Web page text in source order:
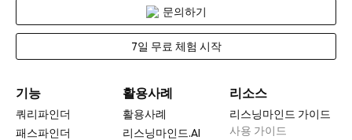
문의하기
7일 무료 체험 시작
기능
쿼리파인더
패스파인더
활용사례
활용사례
리스닝마인드.AI
리소스
리스닝마인드 가이드
사용 가이드